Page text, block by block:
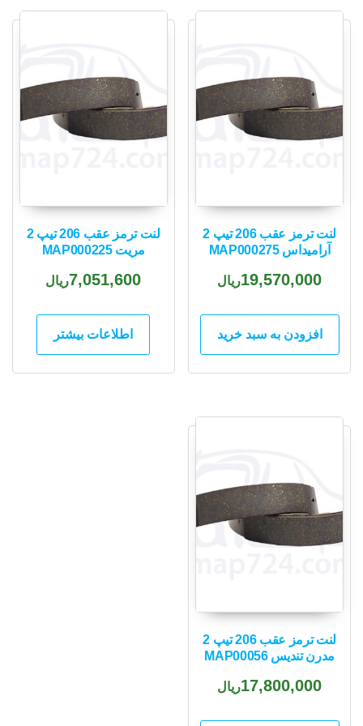
لنت ترمز عقب 206 تیپ 2
آرامیداس MAP000275
19,570,000ریال
افزودن به سبد خرید
لنت ترمز عقب 206 تیپ 2
مریت MAP000225
7,051,600ریال
اطلاعات بیشتر
لنت ترمز عقب 206 تیپ 2
مدرن تندیس MAP00056
17,800,000ریال